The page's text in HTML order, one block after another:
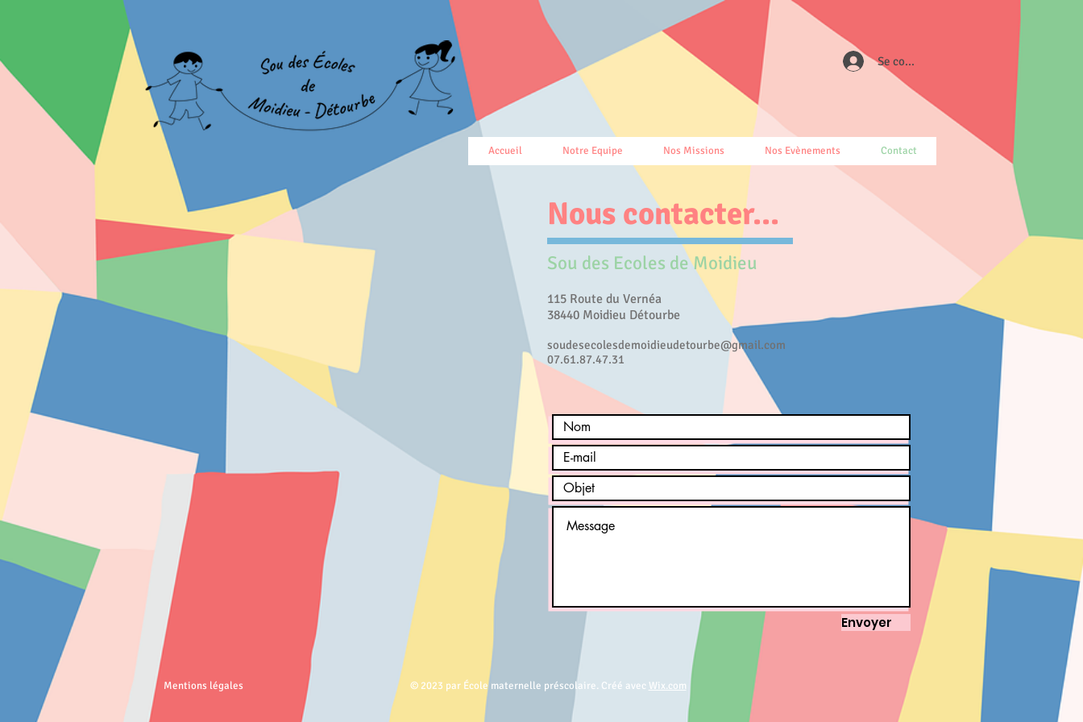
Accueil Notre Equipe Nos Missions Nos Evènements Contact
Se connecter
Nous contacter...
Sou des Ecoles de Moidieu
115 Route du Vernéa
38440 Moidieu Détourbe
soudesecolesdemoidieudetourbe@gmail.com
07.61.87.47.31
Envoyer
Mentions légales © 2023 par École maternelle préscolaire. Créé avec Wix.com